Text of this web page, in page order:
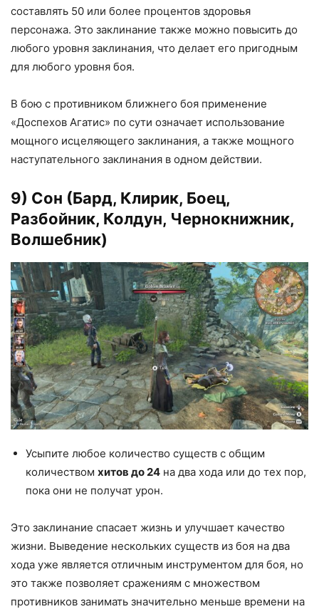
составлять 50 или более процентов здоровья
персонажа. Это заклинание также можно повысить до
любого уровня заклинания, что делает его пригодным
для любого уровня боя.
В бою с противником ближнего боя применение
«Доспехов Агатис» по сути означает использование
мощного исцеляющего заклинания, а также мощного
наступательного заклинания в одном действии.
9) Сон (Бард, Клирик, Боец,
Разбойник, Колдун, Чернокнижник,
Волшебник)
Усыпите любое количество существ с общим
количеством хитов до 24 на два хода или до тех пор,
пока они не получат урон.
Это заклинание спасает жизнь и улучшает качество
жизни. Выведение нескольких существ из боя на два
хода уже является отличным инструментом для боя, но
это также позволяет сражениям с множеством
противников занимать значительно меньше времени на